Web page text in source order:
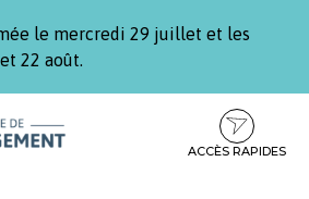
le mercredi 29 juillet et les
22 août.
ACCÈS RAPIDES